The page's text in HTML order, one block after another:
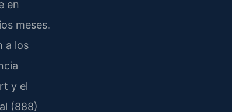
en
meses.
a los
y el
(888)